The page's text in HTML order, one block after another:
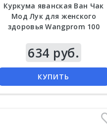
Куркума яванская Ван Чак
Мод Лук для женского
здоровья Wangprom 100
634 руб.
КУПИТЬ